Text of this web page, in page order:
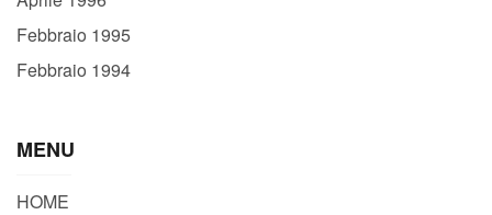
Febbraio 1995
Febbraio 1994
MENU
HOME